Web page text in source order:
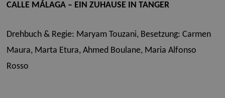
CALLE MÁLAGA – EIN ZUHAUSE IN TANGER
Drehbuch & Regie: Maryam Touzani, Besetzung: Carmen
Maura, Marta Etura, Ahmed Boulane, Maria Alfonso
Rosso